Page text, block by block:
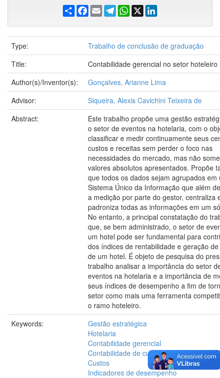
ShareFacebook
EmailTelegramWhatsApp
X
Type:
Trabalho de conclusão de graduação
Title:
Contabilidade gerencial no setor hoteleiro
Author(s)/Inventor(s):
Gonçalves, Arianne Lima
Advisor:
Siqueira, Alexis Cavichini Teixeira de
Abstract:
Este trabalho propõe uma gestão
o setor de eventos na hotelaria, com o
classificar e medir continuamente seus
custos e receitas sem perder o foco nas
necessidades do mercado, mas não
valores absolutos apresentados. Propõe
que todos os dados sejam agrupados em
Sistema Único da Informação que além
a medição por parte do gestor, centraliza
padroniza todas as informações em um
No entanto, a principal constatação do
que, se bem administrado, o setor de
um hotel pode ser fundamental para
dos índices de rentabilidade e geração
de um hotel. É objeto de pesquisa do
trabalho analisar a importância do setor
eventos na hotelaria e a importância de
seus índices de desempenho a fim de
setor como mais uma ferramenta
o ramo hoteleiro.
Keywords:
Gestão estratégica
Hotelaria
Contabilidade gerencial
Contabilidade de custo
Custos
Indicadores de desempenho